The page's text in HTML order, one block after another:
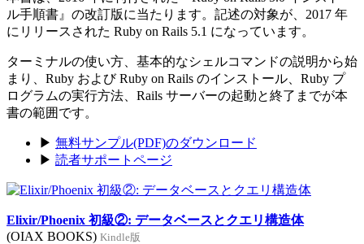
ル手順書』の改訂版に当たります。記述の対象が、2017 年
にリリースされた Ruby on Rails 5.1 になっています。
ターミナルの使い方、基本的なシェルコマンドの説明から始
まり、Ruby および Ruby on Rails のインストール、Ruby プ
ログラムの実行方法、Rails サーバーの起動と終了までが本
書の範囲です。
▶ 無料サンプル(PDF)のダウンロード
▶ 読者サポートページ
Elixir/Phoenix 初級②: データベースとクエリ構造体
(OIAX BOOKS) Kindle版